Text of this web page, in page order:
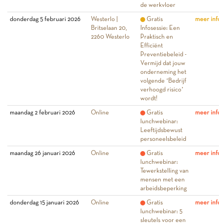
de werkvloer
donderdag 5 februari 2026
Westerlo |
Britselaan 20,
2260 Westerlo
Gratis
Infosessie: Een
Praktisch en
Efficiënt
Preventiebeleid -
Vermijd dat jouw
onderneming het
volgende ‘Bedrijf
verhoogd risico’
wordt!
meer
maandag 2 februari 2026 Online
Gratis
lunchwebinar:
Leeftijdsbewust
personeelsbeleid
meer
maandag 26 januari 2026 Online
Gratis
lunchwebinar:
Tewerkstelling van
mensen met een
arbeidsbeperking
meer
donderdag 15 januari 2026 Online
Gratis
lunchwebinar: 5
sleutels voor een
meer